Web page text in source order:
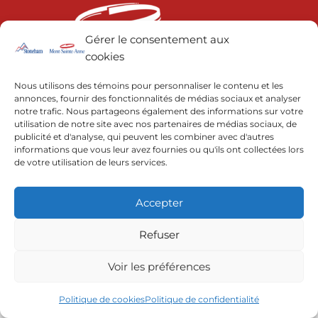
Gérer le consentement aux
cookies
Nous utilisons des témoins pour personnaliser le contenu et les
annonces, fournir des fonctionnalités de médias sociaux et analyser
notre trafic. Nous partageons également des informations sur votre
utilisation de notre site avec nos partenaires de médias sociaux, de
publicité et d'analyse, qui peuvent les combiner avec d'autres
informations que vous leur avez fournies ou qu'ils ont collectées lors
de votre utilisation de leurs services.
Accepter
Refuser
Voir les préférences
Politique de cookiesPolitique de confidentialité
© 2022 | Resorts of the Canadian Rockies